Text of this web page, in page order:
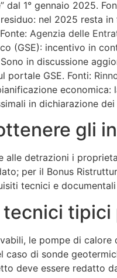
dal 1° gennaio 2025.
residuo: nel 2025 resta
Agenzia delle
(GSE): incentivo in
in discussione
portale GSE. Fonti:
in dichiarazione
gli
alle detrazioni i
per il Bonus
tecnici e
le pompe di
caso di sonde
deve essere redatto